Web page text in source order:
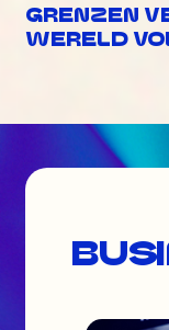
GRENZEN
WERELD